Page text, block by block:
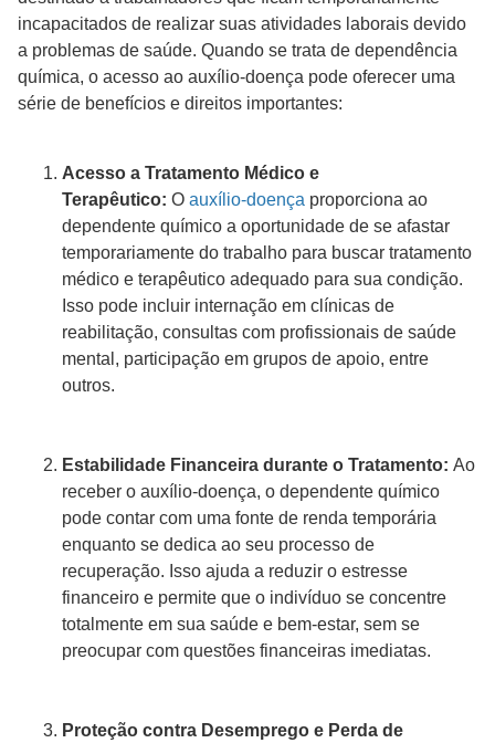
incapacitados de realizar suas atividades laborais devido
a problemas de saúde. Quando se trata de dependência
química, o acesso ao auxílio-doença pode oferecer uma
série de benefícios e direitos importantes:
Acesso a Tratamento Médico e
Terapêutico: O auxílio-doença proporciona ao
dependente químico a oportunidade de se afastar
temporariamente do trabalho para buscar tratamento
médico e terapêutico adequado para sua condição.
Isso pode incluir internação em clínicas de
reabilitação, consultas com profissionais de saúde
mental, participação em grupos de apoio, entre
outros.
Estabilidade Financeira durante o Tratamento: Ao
receber o auxílio-doença, o dependente químico
pode contar com uma fonte de renda temporária
enquanto se dedica ao seu processo de
recuperação. Isso ajuda a reduzir o estresse
financeiro e permite que o indivíduo se concentre
totalmente em sua saúde e bem-estar, sem se
preocupar com questões financeiras imediatas.
Proteção contra Desemprego e Perda de